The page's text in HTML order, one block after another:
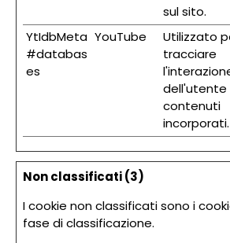
sul sito.
YtIdbMeta
#databas
es
YouTube
Utilizzato
tracciare
dell'utente
contenuti
incorporati.
Non classificati (3)
I cookie non classificati sono i
fase di classificazione.